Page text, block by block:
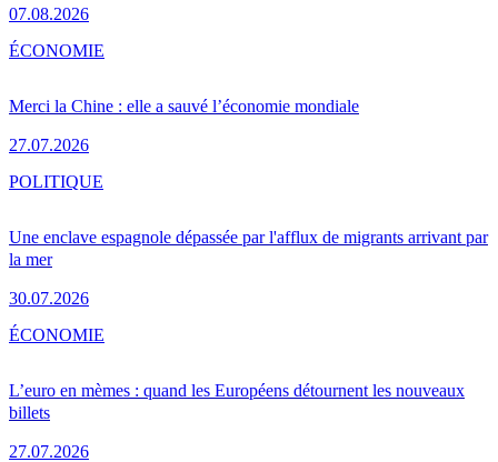
07.08.2026
Merci la Chine : elle a sauvé l’économie mondiale
27.07.2026
ÉCONOMIE
Une enclave espagnole dépassée par l'afflux de migrants arrivant par
la mer
30.07.2026
POLITIQUE
L’euro en mèmes : quand les Européens détournent les nouveaux
billets
27.07.2026
ÉCONOMIE